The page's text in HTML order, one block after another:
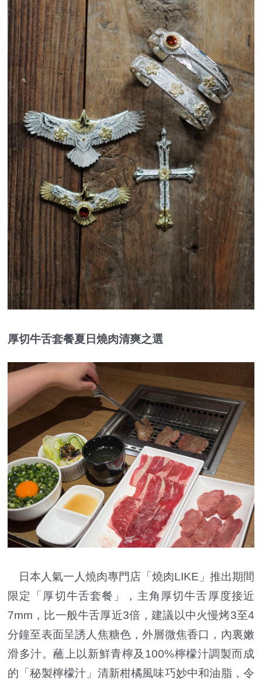
厚切牛舌套餐夏日燒肉清爽之選
日本人氣一人燒肉專門店「燒肉LIKE」推出期間
限定「厚切牛舌套餐」，主角厚切牛舌厚度接近
7mm，比一般牛舌厚近3倍，建議以中火慢烤3至4
分鐘至表面呈誘人焦糖色，外層微焦香口，內裏嫩
滑多汁。蘸上以新鮮青檸及100%檸檬汁調製而成
的「秘製檸檬汁」清新柑橘風味巧妙中和油脂，令